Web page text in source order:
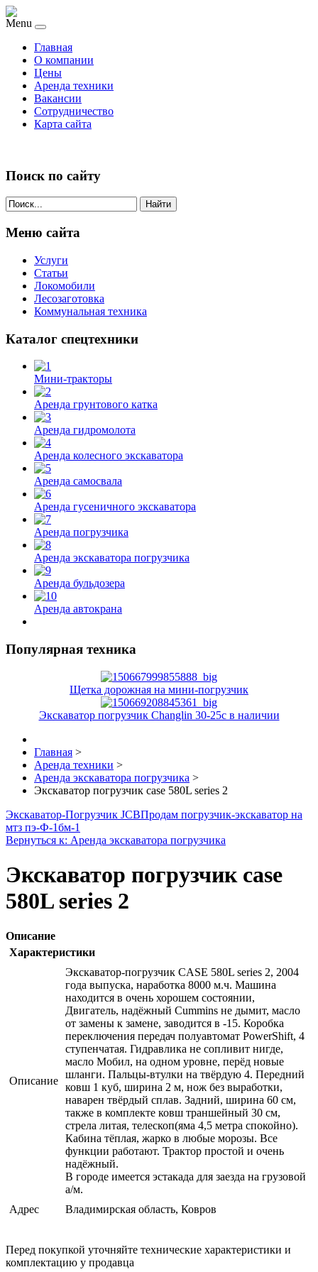
Menu
Главная
О компании
Цены
Аренда техники
Вакансии
Сотрудничество
Карта сайта
Поиск по сайту
Найти
Меню сайта
Услуги
Статьи
Локомобили
Лесозаготовка
Коммунальная техника
Каталог спецтехники
Мини-тракторы
Аренда грунтового катка
Аренда гидромолота
Аренда колесного экскаватора
Аренда самосвала
Аренда гусеничного экскаватора
Аренда погрузчика
Аренда экскаватора погрузчика
Аренда бульдозера
Аренда автокрана
Популярная техника
Щетка дорожная на мини-погрузчик
Экскаватор погрузчик Changlin 30-25c в наличии
Главная >
Аренда техники >
Аренда экскаватора погрузчика >
Экскаватор погрузчик case 580L series 2
Экскаватор-Погрузчик JCBПродам погрузчик-экскаватор на
мтз пэ-Ф-1бм-1
Вернуться к: Аренда экскаватора погрузчика
Экскаватор погрузчик case
580L series 2
Описание
Характеристики
Описание
Экскаватор-погрузчик CASE 580L series 2, 2004
года выпуска, наработка 8000 м.ч. Машина
находится в очень хорошем состоянии,
Двигатель, надёжный Cummins не дымит, масло
от замены к замене, заводится в -15. Коробка
переключения передач полуавтомат PowerShift, 4
ступенчатая. Гидравлика не сопливит нигде,
масло Мобил, на одном уровне, перёд новые
шланги. Пальцы-втулки на твёрдую 4. Передний
ковш 1 куб, ширина 2 м, нож без выработки,
наварен твёрдый сплав. Задний, ширина 60 см,
также в комплекте ковш траншейный 30 см,
стрела литая, телескоп(яма 4,5 метра спокойно).
Кабина тёплая, жарко в любые морозы. Все
функции работают. Трактор простой и очень
надёжный.
В городе имеется эстакада для заезда на грузовой
а/м.
Адрес
Владимирская область, Ковров
Перед покупкой уточняйте технические характеристики и
комплектацию у продавца